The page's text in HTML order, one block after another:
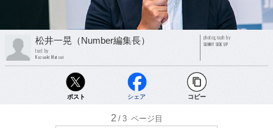
松井一晃（Number編集長）
text by
Kazuaki Matsui
photograph by
SUNNY SIDE UP
ポスト シェア コピー
2 /3 ページ目